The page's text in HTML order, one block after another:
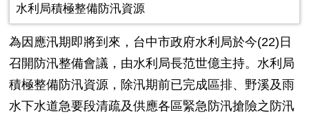
水利局積極整備防汛資源
為因應汛期即將到來，台中市政府水利局於今(22)日
召開防汛整備會議，由水利局長范世億主持。水利局
積極整備防汛資源，除汛期前已完成區排、野溪及雨
水下水道急要段清疏及供應各區緊急防汛搶險之防汛